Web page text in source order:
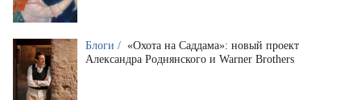
Блоги / «Охота на Саддама»: новый проект
Александра Роднянского и Warner Brothers